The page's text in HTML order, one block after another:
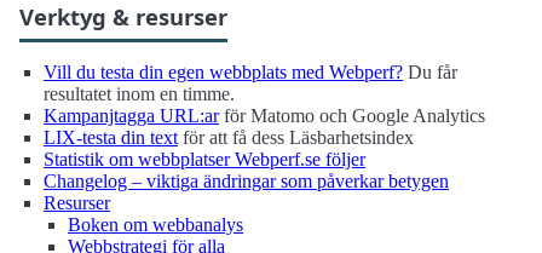
Verktyg & resurser
Vill du testa din egen webbplats med Webperf? Du får
resultatet inom en timme.
Kampanjtagga URL:arför Matomo och Google Analytics
LIX-testa din text för att få dess Läsbarhetsindex
Statistik om webbplatser Webperf.se följer
Changelog – viktiga ändringar som påverkar betygen
Resurser
Boken om webbanalys
Webbstrategi för alla